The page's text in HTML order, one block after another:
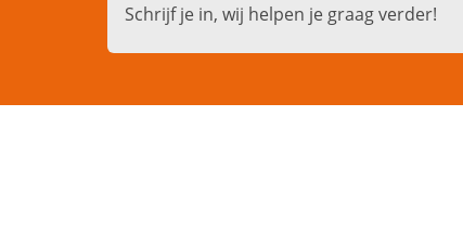
Schrijf je in, wij helpen je graag verder!